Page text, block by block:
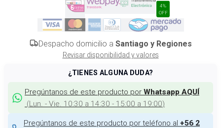
4%
OFF
Despacho domicilio a Santiago y Regiones
Revisar disponibilidad y valores
¿TIENES ALGUNA DUDA?
Pregúntanos de este producto por Whatsapp AQUÍ
(Lun. - Vie. 10:30 a 14:30 - 15:00 a 19:00)
Pregúntanos de este producto por teléfono al +56 2